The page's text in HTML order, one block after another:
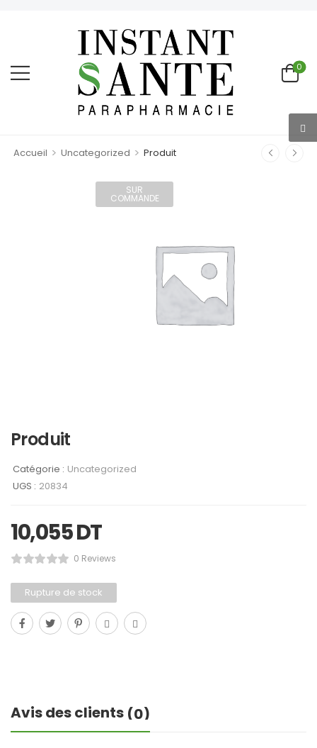
0
Accueil > Uncategorized > Produit
SUR
COMMANDE
Produit
Catégorie : Uncategorized
UGS : 20834
10,055DT
0 Reviews
Rupture de stock
Avis des clients (0)